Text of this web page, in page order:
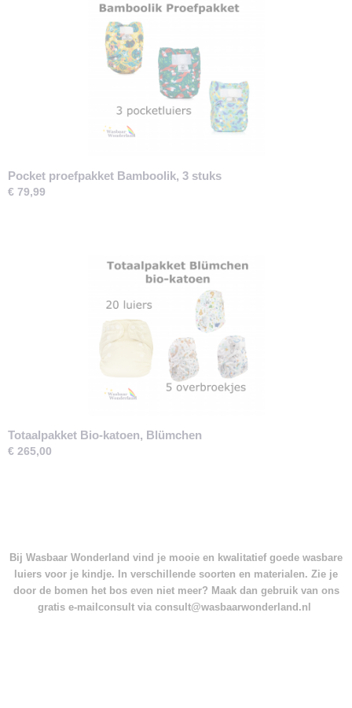
Pocket proefpakket Bamboolik, 3 stuks
€ 79,99
Totaalpakket Bio-katoen, Blümchen
€ 265,00
Bij Wasbaar Wonderland vind je mooie en kwalitatief goede wasbare
luiers voor je kindje. In verschillende soorten en materialen. Zie je
door de bomen het bos even niet meer? Maak dan gebruik van ons
gratis e-mailconsult via consult@wasbaarwonderland.nl